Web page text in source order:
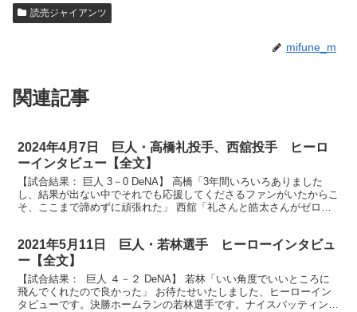
読売ジャイアンツ
mifune_m
関連記事
2024年4月7日 巨人・高橋礼投手、西舘投手 ヒーロ
ーインタビュー【全文】
【試合結果： 巨人 3－0 DeNA】 高橋「3年間いろいろありました
し、結果が出ない中でそれでも応援してくださるファンがいたからこ
そ、ここまで諦めずに頑張れた」 西舘「礼さんと皓太さんがゼロで
2021年5月11日 巨人・若林選手 ヒーローインタビュ
ー【全文】
【試合結果： 巨人 ４－２ DeNA】 若林「いい角度でいいところに
飛んでくれたので良かった」 お待たせいたしました、ヒーローイン
タビューです。決勝ホームランの若林選手です。ナイスバッティング